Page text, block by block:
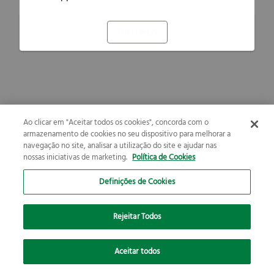
Ao clicar em "Aceitar todos os cookies", concorda com o
armazenamento de cookies no seu dispositivo para melhorar a
navegação no site, analisar a utilização do site e ajudar nas
nossas iniciativas de marketing. Política de Cookies
Definições de Cookies
Rejeitar Todos
Aceitar todos